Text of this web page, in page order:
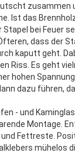
zusammen
Ist das
bei Feuer
dass der
kaputt geht.
Riss. Es geht
hohen
dazu führen,
- und
Montage.
Fettreste.
mühelos